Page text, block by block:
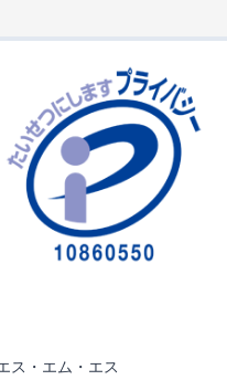
ス・エム・エス